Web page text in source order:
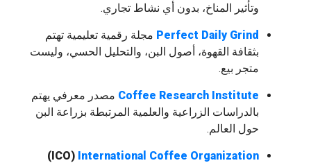
وتأثير المناخ، بدون أي نشاط تجاري.
Perfect Daily Grind مجلة رقمية تعليمية تهتم
بثقافة القهوة، أصول البن، والتحليل الحسي، وليست
متجر بيع.
Coffee Research Institute مصدر معرفي يهتم
بالدراسات الزراعية والعلمية المرتبطة بزراعة البن
حول العالم.
International Coffee Organization
(ICO)